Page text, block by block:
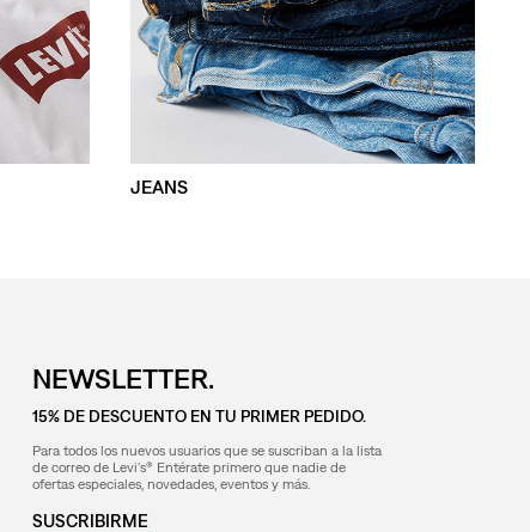
JEANS
NEWSLETTER.
15% DE DESCUENTO EN TU PRIMER PEDIDO.
Para todos los nuevos usuarios que se suscriban a la lista
de correo de Levi's® Entérate primero que nadie de
ofertas especiales, novedades, eventos y más.
SUSCRIBIRME